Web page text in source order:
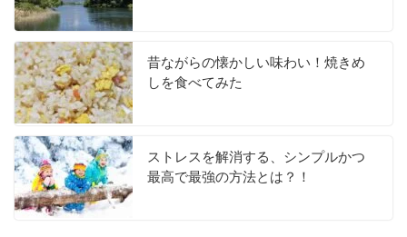
昔ながらの懐かしい味わい！焼きめ
しを食べてみた
ストレスを解消する、シンプルかつ
最高で最強の方法とは？！